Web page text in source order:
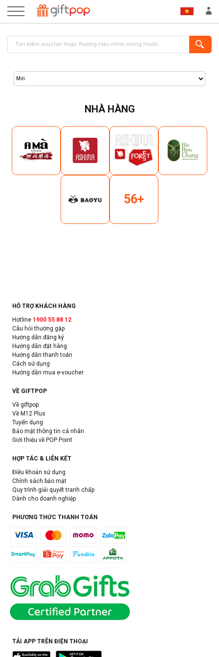
ĐĂNG NHẬP ĐĂNG KÝ
NHÀ HÀNG
56+
HỖ TRỢ KHÁCH HÀNG
Hotline 1900 55 88 12
Câu hỏi thường gặp
Hướng dẫn đăng ký
Hướng dẫn đặt hàng
Hướng dẫn thanh toán
Cách sử dụng
Hướng dẫn mua e-voucher
VỀ GIFTPOP
Về giftpop
Về M12 Plus
Tuyển dụng
Bảo mật thông tin cá nhân
Giới thiệu về POP Point
HỢP TÁC & LIÊN KẾT
Điều khoản sử dụng
Chính sách bảo mật
Quy trình giải quyết tranh chấp
Dành cho doanh nghiệp
PHƯƠNG THỨC THANH TOÁN
TẢI APP TRÊN ĐIỆN THOẠI